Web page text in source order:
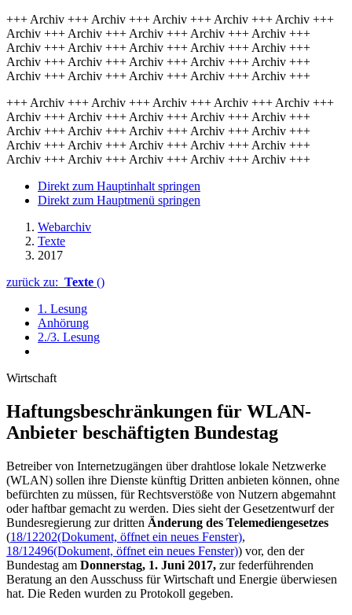
+++ Archiv +++ Archiv +++ Archiv +++ Archiv +++ Archiv +++
Archiv +++ Archiv +++ Archiv +++ Archiv +++ Archiv +++
Archiv +++ Archiv +++ Archiv +++ Archiv +++ Archiv +++
Archiv +++ Archiv +++ Archiv +++ Archiv +++ Archiv +++
Archiv +++ Archiv +++ Archiv +++ Archiv +++ Archiv +++
+++ Archiv +++ Archiv +++ Archiv +++ Archiv +++ Archiv +++
Archiv +++ Archiv +++ Archiv +++ Archiv +++ Archiv +++
Archiv +++ Archiv +++ Archiv +++ Archiv +++ Archiv +++
Archiv +++ Archiv +++ Archiv +++ Archiv +++ Archiv +++
Archiv +++ Archiv +++ Archiv +++ Archiv +++ Archiv +++
Direkt zum Hauptinhalt springen
Direkt zum Hauptmenü springen
Webarchiv
Texte
2017
zurück zu: Texte ()
1. Lesung
Anhörung
2./3. Lesung
Wirtschaft
Haftungsbeschränkungen für WLAN-
Anbieter beschäftigten Bundestag
Betreiber von Internetzugängen über drahtlose lokale Netzwerke
(WLAN) sollen ihre Dienste künftig Dritten anbieten können, ohne
befürchten zu müssen, für Rechtsverstöße von Nutzern abgemahnt
oder haftbar gemacht zu werden. Dies sieht der Gesetzentwurf der
Bundesregierung zur dritten Änderung des Telemediengesetzes
(18/12202(Dokument, öffnet ein neues Fenster),
18/12496(Dokument, öffnet ein neues Fenster)) vor, den der
Bundestag am Donnerstag, 1. Juni 2017, zur federführenden
Beratung an den Ausschuss für Wirtschaft und Energie überwiesen
hat. Die Reden wurden zu Protokoll gegeben.